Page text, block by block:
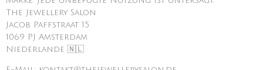
The Jewellery Salon
Jacob Paffstraat 15
1069 PJ Amsterdam
Niederlande 🇳🇱